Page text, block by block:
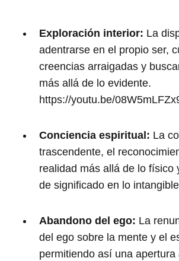
Exploración interior: La
adentrarse en el propio ser,
creencias arraigadas y
más allá de lo evidente.
https://youtu.be/
Conciencia espiritual: La
trascendente, el
realidad más allá de lo físico
de significado en lo
Abandono del ego: La
del ego sobre la mente y el
permitiendo así una